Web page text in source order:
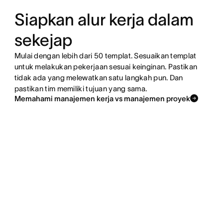
Siapkan alur kerja dalam
sekejap
Mulai dengan lebih dari 50 templat. Sesuaikan templat
untuk melakukan pekerjaan sesuai keinginan. Pastikan
tidak ada yang melewatkan satu langkah pun. Dan
pastikan tim memiliki tujuan yang sama.
Memahami manajemen kerja vs manajemen proyek